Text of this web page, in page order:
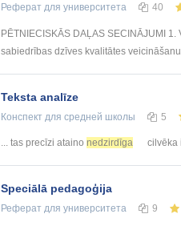
Реферат для университета 40
PĒTNIECISKĀS DAĻAS SECINĀJUMI
sabiedrības dzīves kvalitātes
Teksta analīze
Конспект для средней школы 5
... tas precīzi ataino nedzirdīga cilvēka
Speciālā pedagoģija
Реферат для университета 9